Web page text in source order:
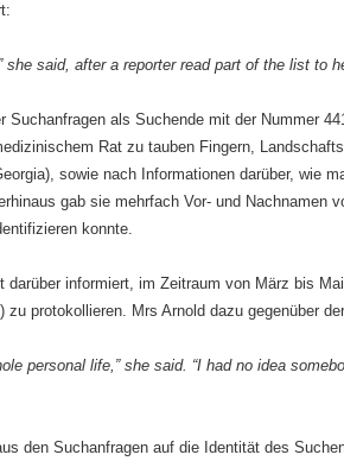
she said, after a reporter read part of the list to
Suchanfragen als Suchende mit der Nummer
Rat zu tauben Fingern,
sowie nach Informationen darüber, wie
gab sie mehrfach Vor- und Nachnamen
konnte.
darüber informiert, im Zeitraum von März bis
zu protokollieren. Mrs Arnold dazu gegenüber
personal life,” she said. “I had no idea
den Suchanfragen auf die Identität des